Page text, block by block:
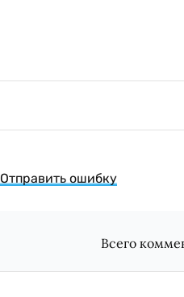
Отправить ошибку
Всего